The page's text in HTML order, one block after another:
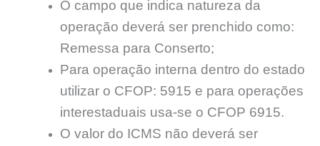
O campo que indica natureza da
operação deverá ser prenchido como:
Remessa para Conserto;
Para operação interna dentro do estado
utilizar o CFOP: 5915 e para operações
interestaduais usa-se o CFOP 6915.
O valor do ICMS não deverá ser